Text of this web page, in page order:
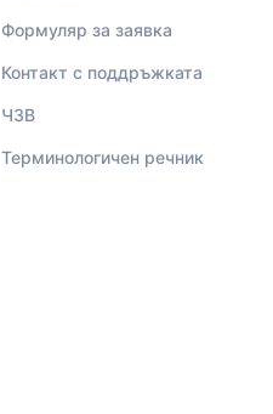
Формуляр за заявка
Контакт с поддръжката
ЧЗВ
Терминологичен речник